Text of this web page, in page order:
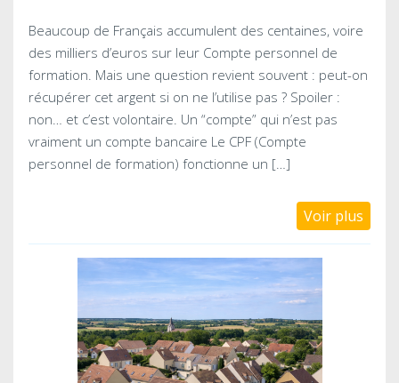
Beaucoup de Français accumulent des centaines, voire
des milliers d’euros sur leur Compte personnel de
formation. Mais une question revient souvent : peut-on
récupérer cet argent si on ne l’utilise pas ? Spoiler :
non… et c’est volontaire. Un “compte” qui n’est pas
vraiment un compte bancaire Le CPF (Compte
personnel de formation) fonctionne un […]
Voir plus